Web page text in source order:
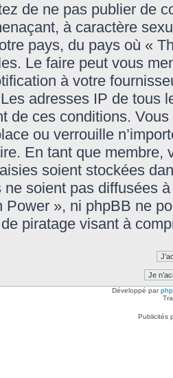
de ne pas publier de
à caractère
pays, du pays où «
Le faire peut vous
à votre
adresses IP de tous
de ces conditions.
ou verrouille
En tant que membre,
soient stockées
ne soient pas diffusées
Power », ni phpBB ne
piratage visant à
Développé par
Publicités